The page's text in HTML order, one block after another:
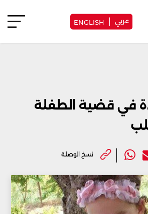
عربي ENGLISH
في قضية الطفلة
نسخ الوصلة